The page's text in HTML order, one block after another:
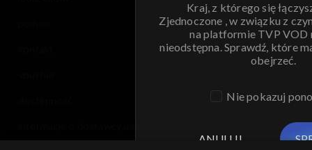
Kraj, z którego się
Zjednoczone , w związku z
na platformie TVP VOD
nieodstępna. Sprawdź, które
obejrzeć.
Nie pokazuj
ANULUJ